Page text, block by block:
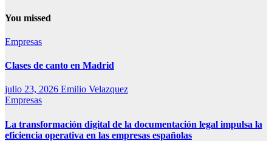
You missed
Empresas
Clases de canto en Madrid
julio 23, 2026 Emilio Velazquez
Empresas
La transformación digital de la documentación legal impulsa la
eficiencia operativa en las empresas españolas